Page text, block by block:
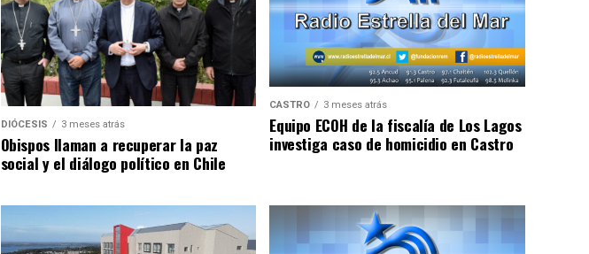
DIÓCESIS 3 meses atrás
Obispos llaman a recuperar la paz
social y el diálogo político en Chile
CASTRO 3 meses atrás
Equipo ECOH de la fiscalía de Los Lagos
investiga caso de homicidio en Castro